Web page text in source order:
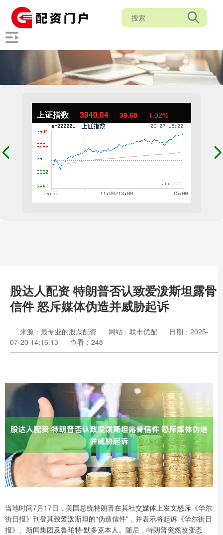
上证指数 3940.04 39.68 1.02%
股达人配资 特朗普否认致爱泼斯坦露骨
信件 怒斥媒体伪造并威胁起诉
来源：最专业的股票配资 网站：联丰优配
日期：2025-
07-20 14:16:13
查看：248
当地时间7月17日，美国总统特朗普在其社交媒体上发文怒斥《华尔
街日报》刊登其致爱泼斯坦的“伪造信件”，并表示将起诉《华尔街日
报》、新闻集团及鲁珀特·默多克本人。随后，特朗普突然改变态